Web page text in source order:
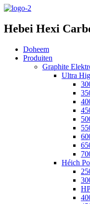
Hebei Hexi
Doheem
Produiten
Graphite
Ultra
Héich